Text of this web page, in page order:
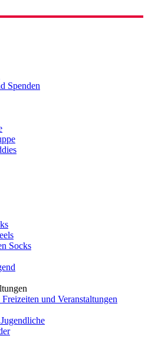
Spenden
Socks
und Veranstaltungen